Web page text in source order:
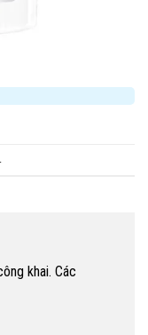
.
khai. Các